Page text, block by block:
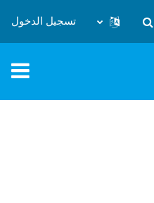
تبديل إدخال البحث
تسجيل الدخول